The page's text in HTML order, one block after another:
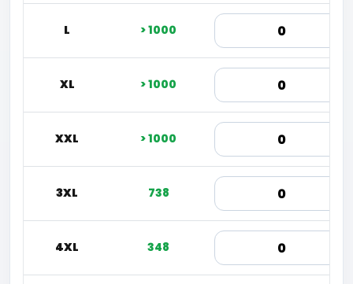
L > 1000
XL > 1000
XXL > 1000
3XL 738
4XL 348